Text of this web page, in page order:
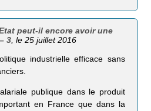
peut-il encore avoir une
3 , le 25 juillet 2016
industrielle efficace sans
publique dans le produit
en France que dans la